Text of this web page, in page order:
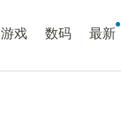
游戏 数码 最新